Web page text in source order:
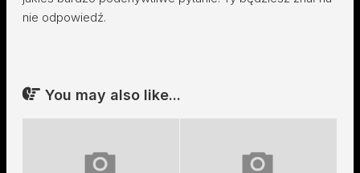
nie odpowiedź.
You may also like...